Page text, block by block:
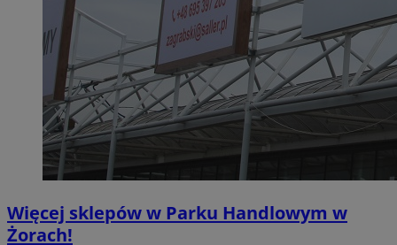
Więcej sklepów w Parku Handlowym w
Żorach!